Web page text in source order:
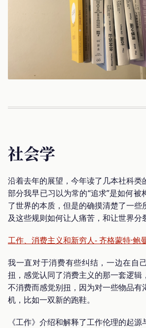
社会学
沿着去年的展望，今年读了几本社科类
部分我早已习以为常的“追求”是如何被
了世界的本质，但是的确摸清楚了一些
及这些规则如何让人痛苦，和让世界分
工作、消费主义和新穷人- 齐格蒙特·鲍
我一直对于消费有些纠结，一边在自
扭，感觉认同了消费主义的那一套逻辑
不消费而感觉别扭，因为对一些物品有
机，比如一双新的跑鞋。
《工作》介绍和解释了工作伦理的起